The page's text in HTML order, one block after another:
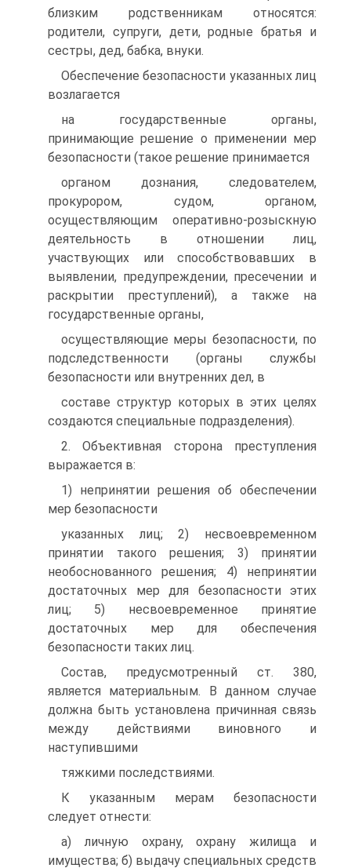
близким родственникам относятся:
родители, супруги, дети, родные братья и
сестры, дед, бабка, внуки.
Обеспечение безопасности указанных лиц
возлагается
на государственные органы,
принимающие решение о применении мер
безопасности (такое решение принимается
органом дознания, следователем,
прокурором, судом, органом,
осуществляющим оперативно-розыскную
деятельность в отношении лиц,
участвующих или способствовавших в
выявлении, предупреждении, пресечении и
раскрытии преступлений), а также на
государственные органы,
осуществляющие меры безопасности, по
подследственности (органы службы
безопасности или внутренних дел, в
составе структур которых в этих целях
создаются специальные подразделения).
2. Объективная сторона преступления
выражается в:
1) непринятии решения об обеспечении
мер безопасности
указанных лиц; 2) несвоевременном
принятии такого решения; 3) принятии
необоснованного решения; 4) непринятии
достаточных мер для безопасности этих
лиц; 5) несвоевременное принятие
достаточных мер для обеспечения
безопасности таких лиц.
Состав, предусмотренный ст. 380,
является материальным. В данном случае
должна быть установлена причинная связь
между действиями виновного и
наступившими
тяжкими последствиями.
К указанным мерам безопасности
следует отнести:
а) личную охрану, охрану жилища и
имущества; б) выдачу специальных средств